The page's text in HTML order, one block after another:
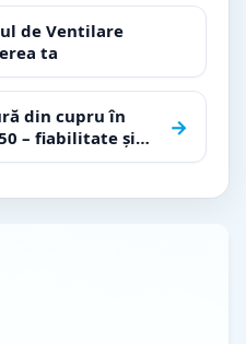
de Ventilare
ta
din cupru în
– fiabilitate și
→